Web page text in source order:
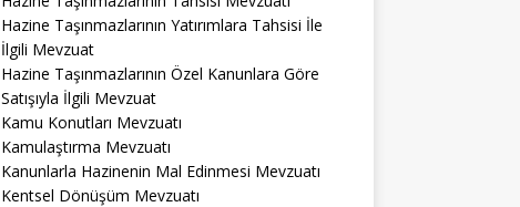
Hazine Taşınmazlarının Yatırımlara Tahsisi İle
İlgili Mevzuat
Hazine Taşınmazlarının Özel Kanunlara Göre
Satışıyla İlgili Mevzuat
Kamu Konutları Mevzuatı
Kamulaştırma Mevzuatı
Kanunlarla Hazinenin Mal Edinmesi Mevzuatı
Kentsel Dönüşüm Mevzuatı